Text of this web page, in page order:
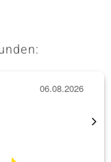
06.08.2026